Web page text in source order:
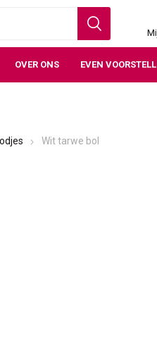
OVER ONS EVEN
Wit tarwe bol